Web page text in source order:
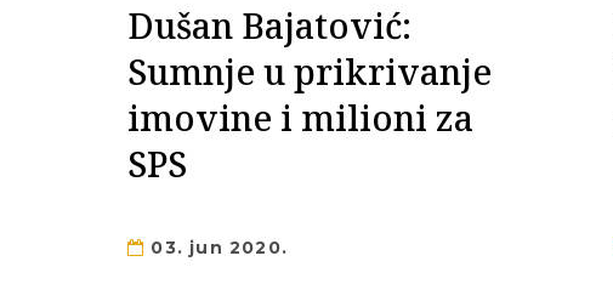
Dušan Bajatović:
Sumnje u prikrivanje
imovine i milioni za
SPS
03. jun 2020.